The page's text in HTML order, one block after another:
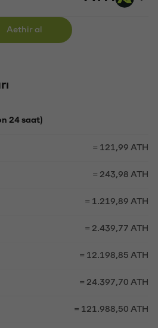
Aethir al
24 saat)
= 121,99 ATH
= 243,98 ATH
= 1.219,89 ATH
= 2.439,77 ATH
= 12.198,85 ATH
= 24.397,70 ATH
= 121.988,50 ATH